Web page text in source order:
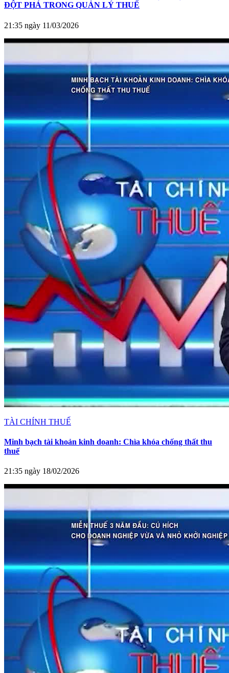
ĐỘT PHÁ TRONG QUẢN LÝ THUẾ
21:35 ngày 11/03/2026
TÀI CHÍNH THUẾ
Minh bạch tài khoản kinh doanh: Chìa khóa chống thất thu
thuế
21:35 ngày 18/02/2026